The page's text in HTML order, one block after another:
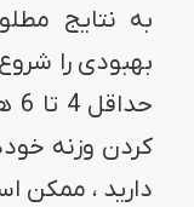
به نتایج
بهبودی را
کردن وزنه
دارید ، ممکن